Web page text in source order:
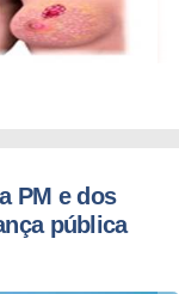
PM e dos
pública